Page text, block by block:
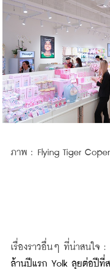
ภาพ : Flying Tiger
เรื่องราวอื่นๆ ที่น่าสนใจ : ​
ล้านปีแรก Yolk ลุยต่อปีที่